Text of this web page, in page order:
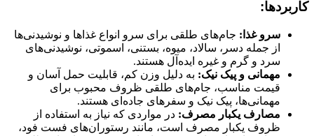
کاربردها:
سرو غذا: جام‌های طلقی برای سرو انواع غذاها و نوشیدنی‌ها
از جمله دسر، سالاد، میوه، بستنی، اسموتی، نوشیدنی‌های
سرد و گرم و غیره ایده‌آل هستند.
مهمانی و پیک نیک: به دلیل وزن کم، قابلیت حمل آسان و
قیمت مناسب، جام‌های طلقی ظروف محبوب برای
مهمانی‌ها، پیک نیک و سفرهای جاده‌ای هستند.
مصارف یکبار مصرف: در مواردی که نیاز به استفاده از
ظروف یکبار مصرف است، مانند رستوران‌های فست فود،